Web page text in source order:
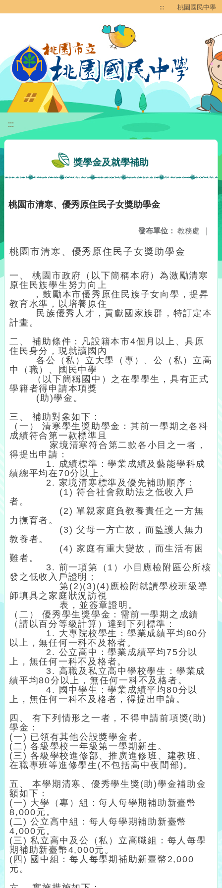
::: 桃園國民中學
:::
獎學金及就學補助
桃園市清寒、優秀原住民子女獎助學金
發布單位： 教務處 |
桃園市清寒、優秀原住民子女獎助學金
一、 桃園市政府（以下簡稱本府）為激勵清寒
原住民族學生努力向上
，鼓勵本市優秀原住民族子女向學，提昇
教育水準，以培養原住
民族優秀人才，貢獻國家族群，特訂定本
計畫。
二、 補助條件：凡設籍本市4個月以上、具原
住民身分，現就讀國內
各公（私）立大學（專）、公（私）立高
中（職）、國民中學
（以下簡稱國中）之在學學生，具有正式
學籍者得申請本項獎
(助)學金。
三、 補助對象如下：
（一） 清寒學生獎助學金：其前一學期之各科
成績符合第一款標準且
家境清寒符合第二款各小目之一者，
得提出申請：
1. 成績標準：學業成績及藝能學科成
績總平均在70分以上。
2. 家境清寒標準及優先補助順序：
(1) 符合社會救助法之低收入戶
者。
(2) 單親家庭負教養責任之一方無
力撫育者。
(3) 父母一方亡故，而監護人無力
教養者。
(4) 家庭有重大變故，而生活有困
難者。
3. 前一項第（1）小目應檢附區公所核
發之低收入戶證明；
第(2)(3)(4)應檢附就讀學校班級導
師填具之家庭狀況訪視
表，並簽章證明。
（二） 優秀學生獎學金：需前一學期之成績
（請以百分等級計算）達到下列標準：
1. 大專院校學生：學業成績平均80分
以上，無任何一科不及格者。
2. 公立高中：學業成績平均75分以
上，無任何一科不及格者。
3. 高職及私立高中學校學生：學業成
績平均80分以上，無任何一科不及格者。
4. 國中學生：學業成績平均80分以
上，無任何一科不及格者，得提出申請。
四、 有下列情形之一者，不得申請前項獎(助)
學金：
(一) 已領有其他公設獎學金者。
(二) 各級學校一年級第一學期新生。
(三) 各級學校進修部、推廣進修班、建教班、
在職專班等進修學生(不包括高中夜間部)。
五、 本學期清寒、優秀學生獎(助)學金補助金
額如下：
(一) 大學（專）組：每人每學期補助新臺幣
8,000元。
(二) 公立高中組：每人每學期補助新臺幣
4,000元。
(三) 私立高中及公（私）立高職組：每人每學
期補助新臺幣4,000元。
(四) 國中組：每人每學期補助新臺幣2,000
元。